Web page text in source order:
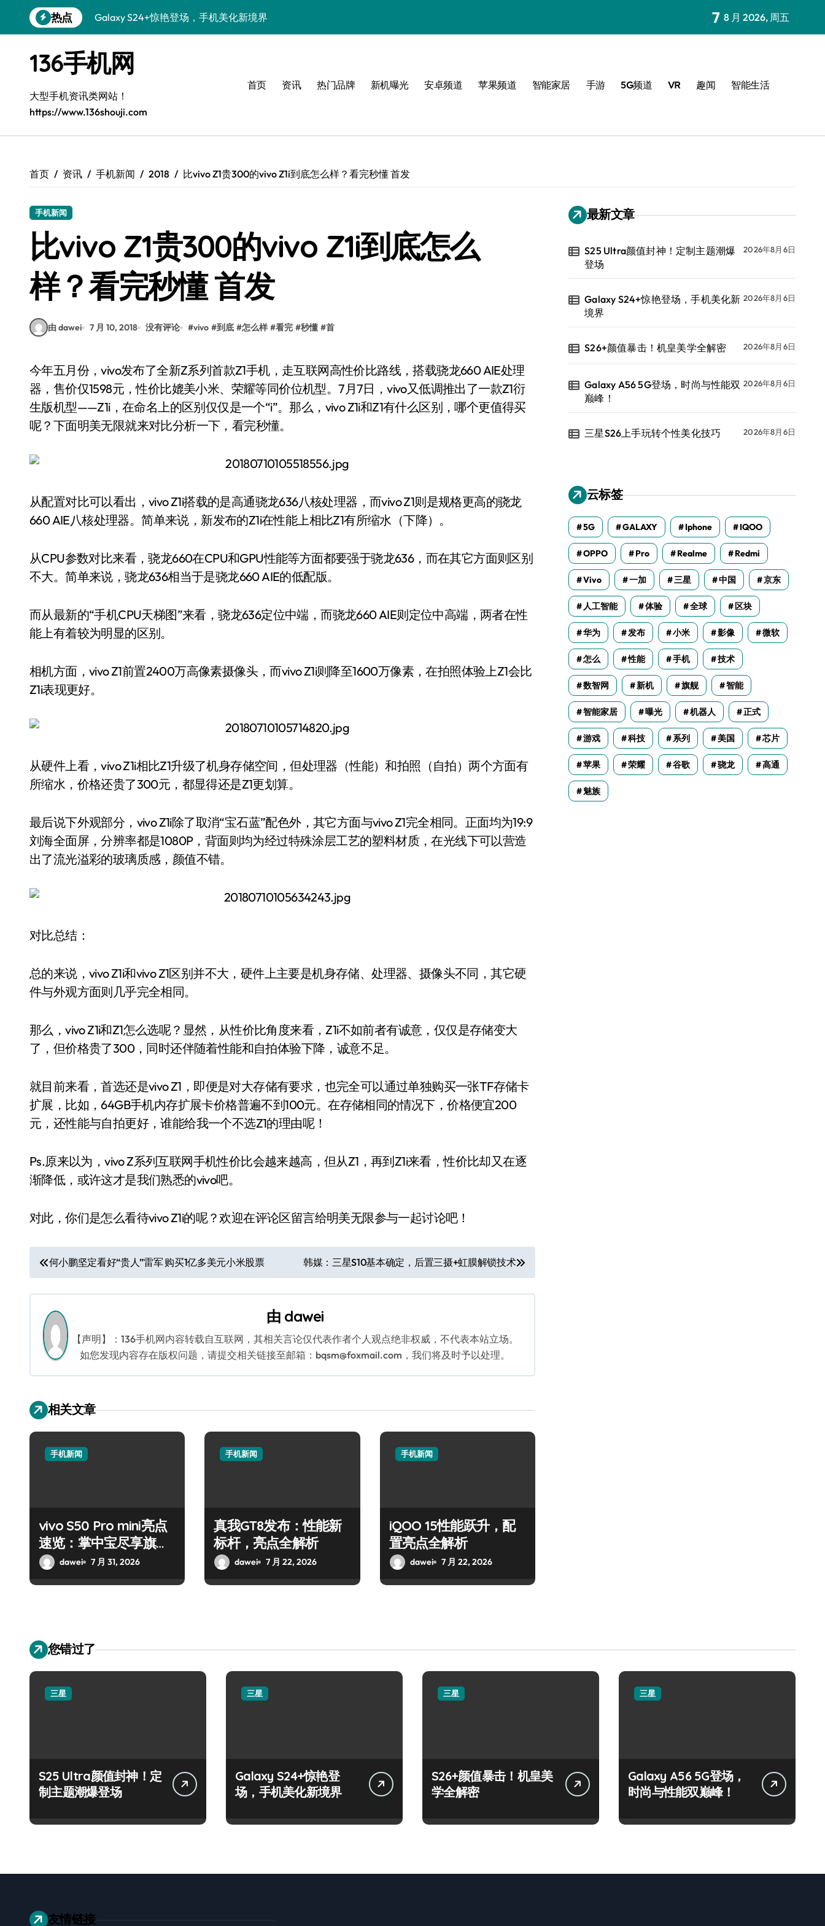
到
热点
Galaxy S24+惊艳登场，手机美化新境界
Galaxy A56 5G登场，时尚与性能双巅峰！
三星S26上手玩转个性美化技巧
Galaxy S25美颜秘籍：个性定制炫酷玩法
Galaxy C55 5G潮改指南：定制无限可能
Galaxy Z Flip6：折叠时尚，尽显潮流魅力
S25 Ultra颜值封神！定制主题潮爆登场
7 8 月 2026, 周五
136手机网
大型手机资讯类网站！
https://www.136shouji.com
首页 资讯 热门品牌 新机曝光 安卓频道 苹果频道 智能家居 手游 5G频道 VR 趣闻 智能生活
首页 资讯 手机新闻 2018 比vivo Z1贵300的vivo Z1i到底怎么样？看完秒懂 首发
手机新闻
比vivo Z1贵300的vivo Z1i到底怎么
样？看完秒懂 首发
由 dawei 7 月 10, 2018 没有评论 #vivo #到底 #怎么样 #看完 #秒懂 #首
今年五月份，vivo发布了全新Z系列首款Z1手机，走互联网高性价比路线，搭载骁龙660 AIE处理
器，售价仅1598元，性价比媲美小米、荣耀等同价位机型。7月7日，vivo又低调推出了一款Z1衍
生版机型——Z1i，在命名上的区别仅仅是一个“i”。那么，vivo Z1i和Z1有什么区别，哪个更值得买
呢？下面明美无限就来对比分析一下，看完秒懂。
从配置对比可以看出，vivo Z1i搭载的是高通骁龙636八核处理器，而vivo Z1则是规格更高的骁龙
660 AIE八核处理器。简单来说，新发布的Z1i在性能上相比Z1有所缩水（下降）。
从CPU参数对比来看，骁龙660在CPU和GPU性能等方面都要强于骁龙636，而在其它方面则区别
不大。简单来说，骁龙636相当于是骁龙660 AIE的低配版。
而从最新的“手机CPU天梯图”来看，骁龙636定位中端，而骁龙660 AIE则定位中高端，两者在性
能上有着较为明显的区别。
相机方面，vivo Z1前置2400万高像素摄像头，而vivo Z1i则降至1600万像素，在拍照体验上Z1会比
Z1i表现更好。
从硬件上看，vivo Z1i相比Z1升级了机身存储空间，但处理器（性能）和拍照（自拍）两个方面有
所缩水，价格还贵了300元，都显得还是Z1更划算。
最后说下外观部分，vivo Z1i除了取消“宝石蓝”配色外，其它方面与vivo Z1完全相同。正面均为19:9
刘海全面屏，分辨率都是1080P，背面则均为经过特殊涂层工艺的塑料材质，在光线下可以营造
出了流光溢彩的玻璃质感，颜值不错。
对比总结：
总的来说，vivo Z1i和vivo Z1区别并不大，硬件上主要是机身存储、处理器、摄像头不同，其它硬
件与外观方面则几乎完全相同。
那么，vivo Z1i和Z1怎么选呢？显然，从性价比角度来看，Z1i不如前者有诚意，仅仅是存储变大
了，但价格贵了300，同时还伴随着性能和自拍体验下降，诚意不足。
就目前来看，首选还是vivo Z1，即便是对大存储有要求，也完全可以通过单独购买一张TF存储卡
扩展，比如，64GB手机内存扩展卡价格普遍不到100元。在存储相同的情况下，价格便宜200
元，还性能与自拍更好，谁能给我一个不选Z1的理由呢！
Ps.原来以为，vivo Z系列互联网手机性价比会越来越高，但从Z1，再到Z1i来看，性价比却又在逐
渐降低，或许这才是我们熟悉的vivo吧。
对此，你们是怎么看待vivo Z1i的呢？欢迎在评论区留言给明美无限参与一起讨论吧！
文
章
导
航
何小鹏坚定看好“贵人”雷军 购买1亿多美元小米股票 韩媒：三星S10基本确定，后置三摄+虹膜解锁技术
由 dawei
【声明】：136手机网内容转载自互联网，其相关言论仅代表作者个人观点绝非权威，不代表本站立场。
如您发现内容存在版权问题，请提交相关链接至邮箱：bqsm@foxmail.com，我们将及时予以处理。
相关文章
手机新闻
vivo S50 Pro mini亮点
速览：掌中宝尽享旗舰
体验dawei 7 月 31, 2026
手机新闻
真我GT8发布：性能新
标杆，亮点全解析
dawei 7 月 22, 2026
手机新闻
iQOO 15性能跃升，配
置亮点全解析
dawei 7 月 22, 2026
最新文章
S25 Ultra颜值封神！定制主题潮爆
登场
2026年8月6日
Galaxy S24+惊艳登场，手机美化新
境界
2026年8月6日
S26+颜值暴击！机皇美学全解密 2026年8月6日
Galaxy A56 5G登场，时尚与性能双
巅峰！
2026年8月6日
三星S26上手玩转个性美化技巧 2026年8月6日
云标签
5G GALAXY Iphone IQOO
OPPO Pro Realme Redmi
Vivo 一加 三星 中国 京东
人工智能 体验 全球 区块
华为 发布 小米 影像 微软
怎么 性能 手机 技术
数智网 新机 旗舰 智能
智能家居 曝光 机器人 正式
游戏 科技 系列 美国 芯片
苹果 荣耀 谷歌 骁龙 高通
魅族
您错过了
三星
S25 Ultra颜值封神！定
制主题潮爆登场
三星
Galaxy S24+惊艳登
场，手机美化新境界
三星
S26+颜值暴击！机皇美
学全解密
三星
Galaxy A56 5G登场，
时尚与性能双巅峰！
友情链接